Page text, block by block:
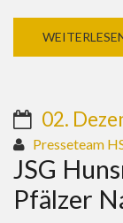
02.
Presseteam
JSG
Pfälzer